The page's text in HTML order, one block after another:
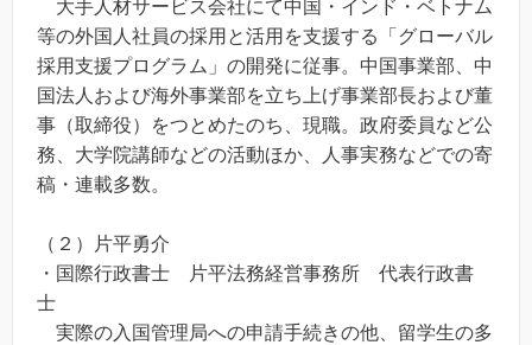
大手人材サービス会社にて中国・インド・ベトナム
等の外国人社員の採用と活用を支援する「グローバル
採用支援プログラム」の開発に従事。中国事業部、中
国法人および海外事業部を立ち上げ事業部長および董
事（取締役）をつとめたのち、現職。政府委員など公
務、大学院講師などの活動ほか、人事実務などでの寄
稿・連載多数。
（２）片平勇介
・国際行政書士 片平法務経営事務所 代表行政書
士
実際の入国管理局への申請手続きの他、留学生の多